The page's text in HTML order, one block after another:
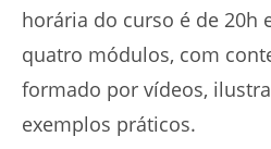
horária do curso é de 20h
quatro módulos, com
formado por vídeos,
exemplos práticos.